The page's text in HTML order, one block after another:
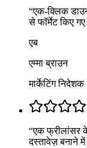
“एक-क्लिक
से फॉर्मेट किए
एब
एम्मा ब्राउन
मार्केटिंग निदेशक
“एक फ्रीलांसर
दस्तावेज़ बनाने